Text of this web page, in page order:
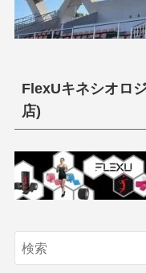
FlexUキネシオロ
店)